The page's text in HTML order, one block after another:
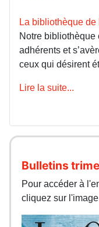
La bibliothèque de
Notre bibliothèque
adhérents et
ceux qui désirent
Lire la suite...
Bulletins
Pour accéder à
cliquez sur